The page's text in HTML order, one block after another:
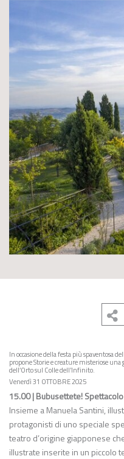
In occasione della festa più spaventosa
propone Storie e creature misteriose
dell’Orto sul Colle dell’Infinito.
Venerdì 31 OTTOBRE 2025
15.00 | Bubusettete!
Insieme a Manuela Santini,
protagonisti di uno speciale
teatro d’origine giapponese
illustrate inserite in un piccolo